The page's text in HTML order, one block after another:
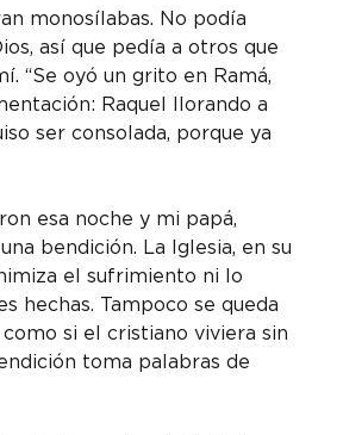
monosílabas. No podía
así que pedía a otros que
“Se oyó un grito en Ramá,
Raquel llorando a
ser consolada, porque ya
esa noche y mi papá,
bendición. La Iglesia, en su
el sufrimiento ni lo
hechas. Tampoco se queda
si el cristiano viviera sin
toma palabras de